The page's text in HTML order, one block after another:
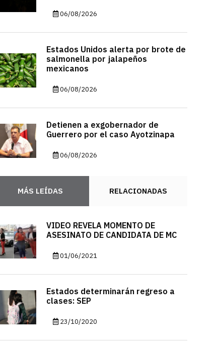
06/08/2026
Estados Unidos alerta por brote de
salmonella por jalapeños
mexicanos
06/08/2026
Detienen a exgobernador de
Guerrero por el caso Ayotzinapa
06/08/2026
MÁS LEÍDAS RELACIONADAS
VIDEO REVELA MOMENTO DE
ASESINATO DE CANDIDATA DE MC
01/06/2021
Estados determinarán regreso a
clases: SEP
23/10/2020